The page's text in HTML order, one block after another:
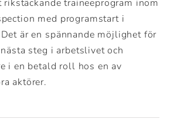
traineeprogram inom
med programstart i
är en spännande möjlighet för
steg i arbetslivet och
i en betald roll hos en av
aktörer.